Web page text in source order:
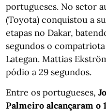
portugueses. No setor
(Toyota) conquistou a
etapas no Dakar,
segundos o
Lategan. Mattias
pódio a 29 segundos.
Entre os portugueses,
Palmeiro alcançaram o